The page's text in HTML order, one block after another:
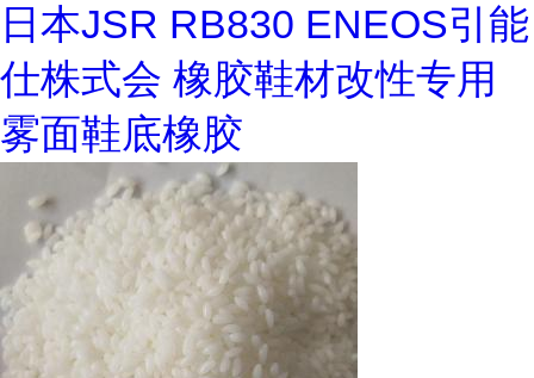
日本JSR RB830 ENEOS引能
仕株式会 橡胶鞋材改性专用
雾面鞋底橡胶